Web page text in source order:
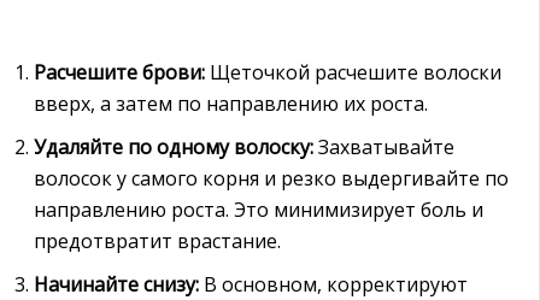
Расчешите брови: Щеточкой расчешите волоски
вверх, а затем по направлению их роста.
Удаляйте по одному волоску:Захватывайте
волосок у самого корня и резко выдергивайте по
направлению роста. Это минимизирует боль и
предотвратит врастание.
Начинайте снизу: В основном, корректируют